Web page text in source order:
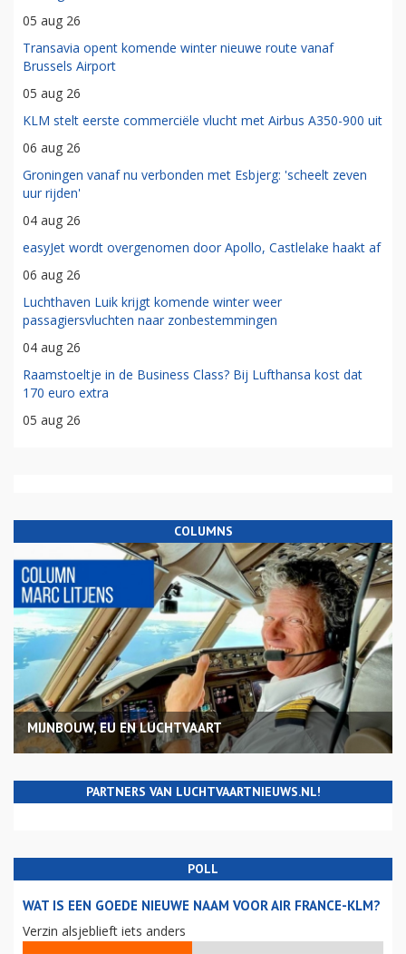
05 aug 26
Transavia opent komende winter nieuwe route vanaf
Brussels Airport
05 aug 26
KLM stelt eerste commerciële vlucht met Airbus A350-900 uit
06 aug 26
Groningen vanaf nu verbonden met Esbjerg: 'scheelt zeven
uur rijden'
04 aug 26
easyJet wordt overgenomen door Apollo, Castlelake haakt af
06 aug 26
Luchthaven Luik krijgt komende winter weer
passagiersvluchten naar zonbestemmingen
04 aug 26
Raamstoeltje in de Business Class? Bij Lufthansa kost dat
170 euro extra
05 aug 26
COLUMNS
MIJNBOUW, EU EN LUCHTVAART
PARTNERS VAN LUCHTVAARTNIEUWS.NL!
POLL
WAT IS EEN GOEDE NIEUWE NAAM VOOR AIR FRANCE-KLM?
Verzin alsjeblieft iets anders